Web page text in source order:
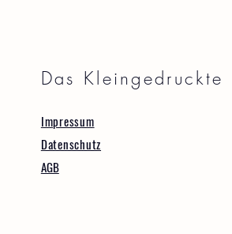
Das Kleingedruckte
Impressum
Datenschutz
AGB